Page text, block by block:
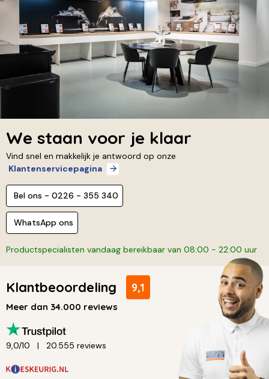
We staan voor je klaar
Vind snel en makkelijk je antwoord op onze
Klantenservicepagina
Bel ons - 0226 - 355 340
WhatsApp ons
Productspecialisten vandaag bereikbaar van 08:00 - 22:00 uur
Klantbeoordeling 9,1
Meer dan 34.000 reviews
9,0/10 20.555 reviews